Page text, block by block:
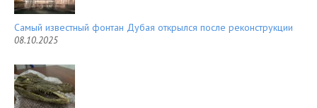
Самый известный фонтан Дубая открылся после реконструкции
08.10.2025